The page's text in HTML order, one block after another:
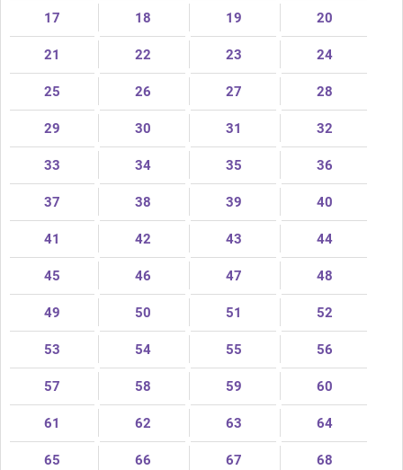
17 18 19 20
21 22 23 24
25 26 27 28
29 30 31 32
33 34 35 36
37 38 39 40
41 42 43 44
45 46 47 48
49 50 51 52
53 54 55 56
57 58 59 60
61 62 63 64
65 66 67 68